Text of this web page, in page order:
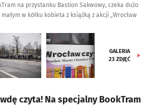
na przystanku Bastion Sakwowy, czeka dużo
w kółku kobieta z książką z akcji „Wrocław
GALERIA
23 ZDJĘĆ
czyta! Na specjalny BookTram